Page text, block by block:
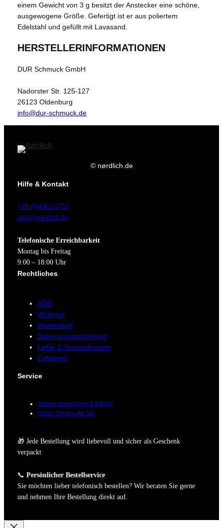
einem Gewicht von 3 g besitzt der Anstecker eine schöne,
ausgewogene Größe. Gefertigt ist er aus poliertem
Edelstahl und gefüllt mit Lavasand.
HERSTELLERINFORMATIONEN
DUR Schmuck GmbH
Nadorster Str. 125-127
26123 Oldenburg
info@dur-schmuck.de
© nørdlich.de
Hilfe & Kontakt
+49 (0)4362 5751
info@nordlich.de
Telefonische Erreichbarkeit
Montag bis Freitag
9:00 – 18:00 Uhr
Rechtliches
AGB
Widerruf
Impressum
Datenschutzerklärung
Liefer & Versandkosten
Zahlarten
Service
Schmuckreinigung & Pflege
Unser Service für Sie
🎁 Jede Bestellung wird liebevoll und sicher als Geschenk
verpackt
📞 Persönlicher Bestellservice
Sie möchten lieber telefonisch bestellen? Wir beraten Sie gerne
und nehmen Ihre Bestellung direkt auf.